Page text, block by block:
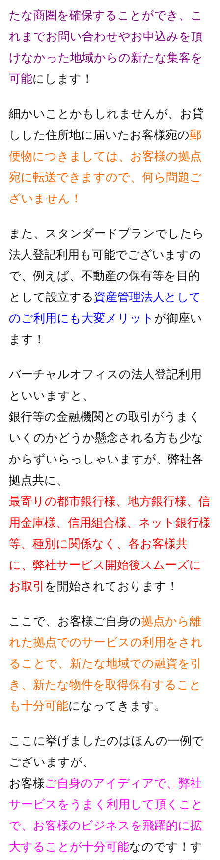
たな商圏を確保することができ、こ
れまでお問い合わせやお申込みを頂
けなかった地域からの新たな集客を
可能にします！
細かいことかもしれませんが、お貸
しした住所地に届いたお客様宛の郵
便物につきましては、お客様の拠点
宛に転送できますので、何ら問題ご
ざいません！
また、スタンダードプランでしたら
法人登記利用も可能でございますの
で、 例えば、不動産の保有等を目的
として設立する 資産管理法人として
のご利用にも大変メリット が御座い
ます！
バーチャルオフィスの法人登記利用
といいますと、
銀行等の金融機関との取引がうまく
いくのかどうか懸念される方も少な
からずいらっしゃいますが、弊社各
拠点共に、
最寄りの都市銀行様、地方銀行様、信
用金庫様、信用組合様、ネット銀行様
等、種別に関係なく、各お客様共
に、弊社サービス開始後スムーズに
お取引 を開始されております！
ここで、お客様ご自身の拠点から離
れた拠点でのサービスの利用をされ
ることで、 新たな地域での融資を引
き、新たな物件を取得保有すること
も十分可能になってきます。
ここに挙げましたのはほんの一例で
ございますが、
お客様ご自身のアイディアで、弊社
サービスをうまく利用して頂くこと
で、 お客様のビジネスを飛躍的に拡
大することが十分可能なのです！ す